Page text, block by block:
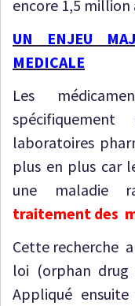
encore 1,5 million
UN ENJEU
MEDICALE
Les
spécifiquement
laboratoires
plus en plus car
une maladie
traitement des
Cette recherche
loi (orphan drug
Appliqué